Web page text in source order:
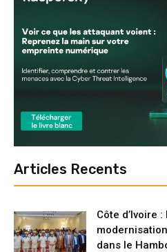
Articles Recents
Côte d’Ivoire
dans le